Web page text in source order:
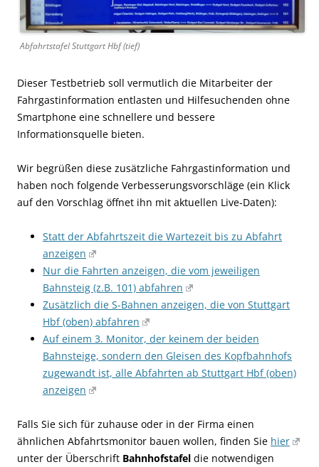
Abfahrtstafel Stuttgart Hbf (tief)
Dieser Testbetrieb soll vermutlich die Mitarbeiter der
Fahrgastinformation entlasten und Hilfesuchenden ohne
Smartphone eine schnellere und bessere
Informationsquelle bieten.
Wir begrüßen diese zusätzliche Fahrgastinformation und
haben noch folgende Verbesserungsvorschläge (ein Klick
auf den Vorschlag öffnet ihn mit aktuellen Live-Daten):
Statt der Abfahrtszeit die Wartezeit bis zu Abfahrt
anzeigen
Nur die Fahrten anzeigen, die vom jeweiligen
Bahnsteig (z.B. 101) abfahren
Zusätzlich die S-Bahnen anzeigen, die von Stuttgart
Hbf (oben) abfahren
Auf einem 3. Monitor, der keinem der beiden
Bahnsteige, sondern den Gleisen des Kopfbahnhofs
zugewandt ist, alle Abfahrten ab Stuttgart Hbf (oben)
anzeigen
Falls Sie sich für zuhause oder in der Firma einen
ähnlichen Abfahrtsmonitor bauen wollen, finden Sie hier
unter der Überschrift Bahnhofstafel die notwendigen